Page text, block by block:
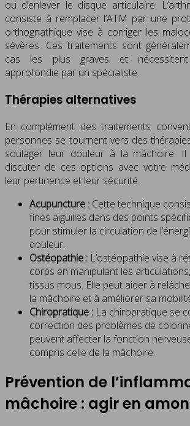
ou d’enlever le disque articulaire.
consiste à remplacer l’ATM par une
orthognathique vise à corriger les
sévères. Ces traitements sont
cas les plus graves et
approfondie par un spécialiste.
Thérapies alternatives
En complément des traitements
personnes se tournent vers des
soulager leur douleur à la mâchoire.
discuter de ces options avec votre
leur pertinence et leur sécurité.
Acupuncture : Cette technique
fines aiguilles dans des points
pour stimuler la circulation de
douleur.
Ostéopathie : L’ostéopathie vise à
corps en manipulant les
tissus mous. Elle peut aider à
la mâchoire et à améliorer sa
Chiropratique : La chiropratique se
correction des problèmes de
peuvent affecter la fonction
compris celle de la mâchoire.
Prévention de
mâchoire : agir en